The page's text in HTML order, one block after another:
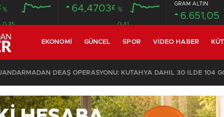
%
0.35
64,4703£ %
0.41
GRAM ALTIN
6.651,05
EKONOMI GÜNCEL SPOR VIDEO HABER
DEAŞ OPERASYONU: KÜTAHYA DAHİL 30 İLDE 104